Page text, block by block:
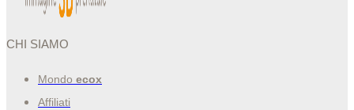
CHI SIAMO
Mondo ecox
Affiliati